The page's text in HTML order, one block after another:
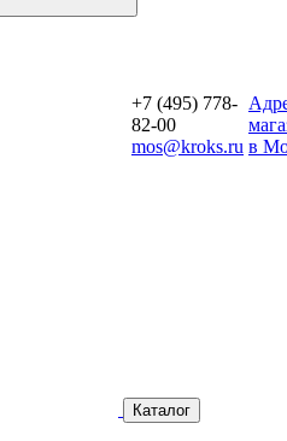
+7 (495) 778-
82-00
mos@kroks.ru в
Каталог